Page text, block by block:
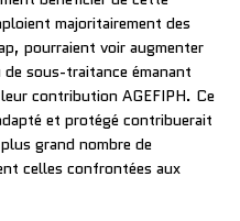
majoritairement des
pourraient voir augmenter
sous-traitance émanant
contribution AGEFIPH. Ce
et protégé contribuerait
grand nombre de
celles confrontées aux